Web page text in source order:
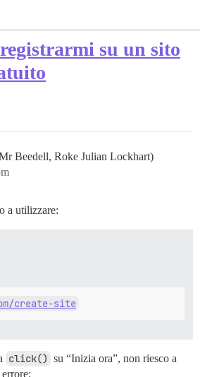
su un sito
Beedell, Roke Julian Lockhart)
a utilizzare:
create-site
click() su “Inizia ora”, non riesco a